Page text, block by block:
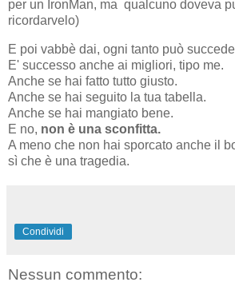
per un IronMan, ma qualcuno doveva
ricordarvelo)
E poi vabbè dai, ogni tanto può
E' successo anche ai migliori, tipo me.
Anche se hai fatto tutto giusto.
Anche se hai seguito la tua tabella.
Anche se hai mangiato bene.
E no, non è una sconfitta.
A meno che non hai sporcato anche il
sì che è una tragedia.
Condividi
Nessun commento: